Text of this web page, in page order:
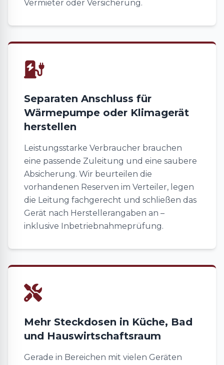
Vermieter oder Versicherung.
Separaten Anschluss für
Wärmepumpe oder Klimagerät
herstellen
Leistungsstarke Verbraucher brauchen
eine passende Zuleitung und eine saubere
Absicherung. Wir beurteilen die
vorhandenen Reserven im Verteiler, legen
die Leitung fachgerecht und schließen das
Gerät nach Herstellerangaben an –
inklusive Inbetriebnahmeprüfung.
Mehr Steckdosen in Küche, Bad
und Hauswirtschaftsraum
Gerade in Bereichen mit vielen Geräten